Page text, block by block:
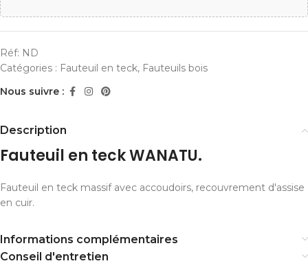
Réf: ND
Catégories : Fauteuil en teck, Fauteuils bois
Nous suivre :
Description
Fauteuil en teck WANATU.
Fauteuil en teck massif avec accoudoirs, recouvrement d'assise
en cuir.
Informations complémentaires
Conseil d'entretien